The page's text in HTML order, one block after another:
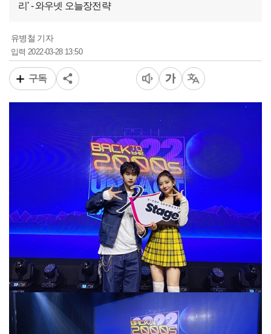
리' - 와우넷 오늘장전략
유병철 기자
입력2022-03-28 13:50
구독